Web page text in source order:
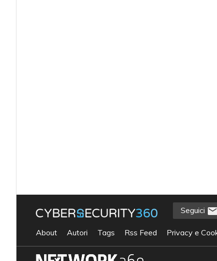
Seguici
About Autori Tags Rss Feed Privacy e